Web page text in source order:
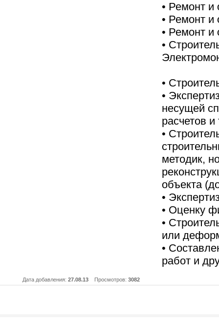
• Ремонт и
• Ремонт и
• Ремонт
•
•
•
несущей
расчетов и
•
методик,
объекта
•
• Оценку
•
или
•
работ и
Дата добавления: 27.08.13Просмотров: 3082